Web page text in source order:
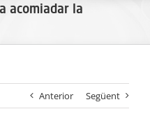
acomiadar la
Anterior Següent